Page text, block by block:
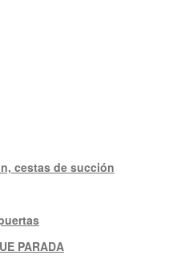
cestas de succión
PARADA